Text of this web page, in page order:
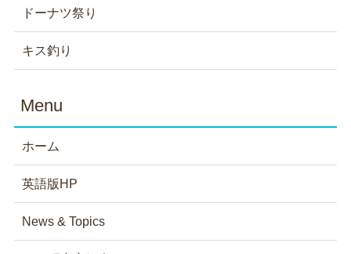
ドーナツ祭り
キス釣り
Menu
ホーム
英語版HP
News & Topics